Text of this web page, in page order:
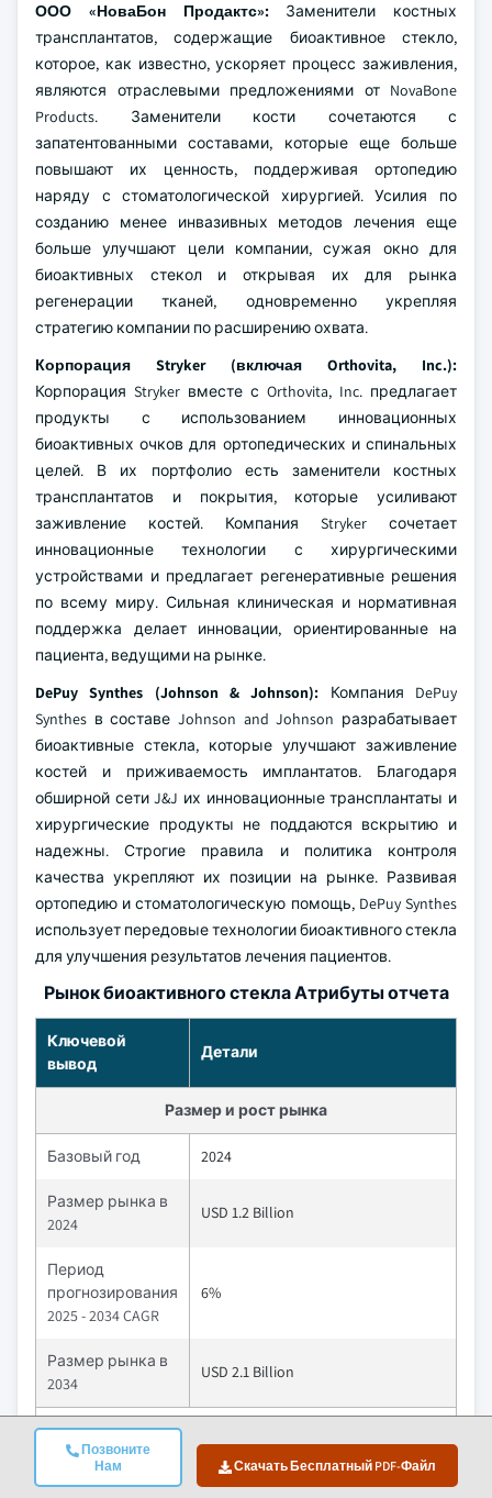
Позвоните
Нам
Скачать Бесплатный PDF-Файл
ООО «НоваБон Продактс»: Заменители костных
трансплантатов, содержащие биоактивное стекло,
которое, как известно, ускоряет процесс заживления,
являются отраслевыми предложениями от NovaBone
Products. Заменители кости сочетаются с
запатентованными составами, которые еще больше
повышают их ценность, поддерживая ортопедию
наряду с стоматологической хирургией. Усилия по
созданию менее инвазивных методов лечения еще
больше улучшают цели компании, сужая окно для
биоактивных стекол и открывая их для рынка
регенерации тканей, одновременно укрепляя
стратегию компании по расширению охвата.
Корпорация Stryker (включая Orthovita, Inc.):
Корпорация Stryker вместе с Orthovita, Inc. предлагает
продукты с использованием инновационных
биоактивных очков для ортопедических и спинальных
целей. В их портфолио есть заменители костных
трансплантатов и покрытия, которые усиливают
заживление костей. Компания Stryker сочетает
инновационные технологии с хирургическими
устройствами и предлагает регенеративные решения
по всему миру. Сильная клиническая и нормативная
поддержка делает инновации, ориентированные на
пациента, ведущими на рынке.
DePuy Synthes (Johnson & Johnson): Компания DePuy
Synthes в составе Johnson and Johnson разрабатывает
биоактивные стекла, которые улучшают заживление
костей и приживаемость имплантатов. Благодаря
обширной сети J&J их инновационные трансплантаты и
хирургические продукты не поддаются вскрытию и
надежны. Строгие правила и политика контроля
качества укрепляют их позиции на рынке. Развивая
ортопедию и стоматологическую помощь, DePuy Synthes
использует передовые технологии биоактивного стекла
для улучшения результатов лечения пациентов.
Рынок биоактивного стекла Атрибуты отчета
Ключевой
вывод
Детали
Размер и рост рынка
Базовый год 2024
Размер рынка в
2024
USD 1.2 Billion
Период
прогнозирования
2025 - 2034 CAGR
6%
Размер рынка в
2034
USD 2.1 Billion
Ключевые рыночные тенденции
Растущий спрос на